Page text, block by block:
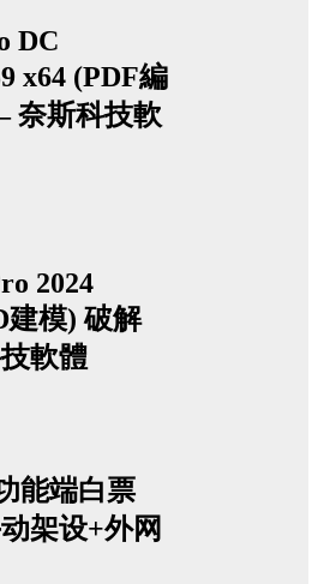
DC
x64 (PDF編
奈斯科技軟
2024
建模) 破解
軟體
能端白票
架设+外网